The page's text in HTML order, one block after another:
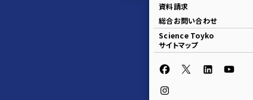
資料請求
総合お問い合わせ
Science Toyko
サイトマップ